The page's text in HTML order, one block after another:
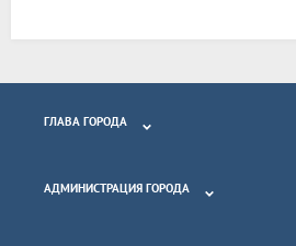
ГЛАВА ГОРОДА
АДМИНИСТРАЦИЯ ГОРОДА